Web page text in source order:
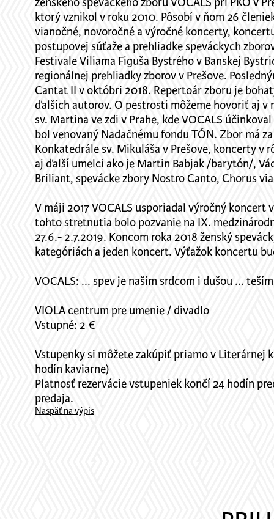
ktorý vznikol v roku 2010. Pôsobí v ňom 26
vianočné, novoročné a výročné koncerty,
postupovej súťaže a prehliadke speváckych
Festivale Viliama Figuša Bystrého v Banskej
regionálnej prehliadky zborov v Prešove.
Cantat II v októbri 2018. Repertoár zboru je
ďalších autorov. O pestrosti môžeme hovoriť aj
sv. Martina ve zdi v Prahe, kde VOCALS
bol venovaný Nadačnému fondu TÓN. Zbor má
Konkatedrále sv. Mikuláša v Prešove, koncerty
aj ďalší umelci ako je Martin Babjak /barytón/,
Briliant, spevácke zbory Nostro Canto, Chorus
V máji 2017 VOCALS usporiadal výročný koncert
tohto stretnutia bolo pozvanie na IX.
27.6.- 2.7.2019. Koncom roka 2018 ženský
kategóriách a jeden koncert. Výťažok koncertu
VOCALS: ... spev je naším srdcom i dušou ...
VIOLA centrum pre umenie / divadlo
Vstupné: 2 €
Vstupenky si môžete zakúpiť priamo v Literárnej
hodín kaviarne)
Platnosť rezervácie vstupeniek končí 24 hodín
predaja.
Naspäť na výpis